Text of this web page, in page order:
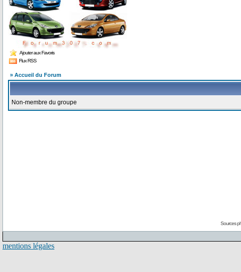
Ajouter aux Favoris
Flux RSS
» Accueil du Forum
Non-membre du groupe
Sources
mentions légales